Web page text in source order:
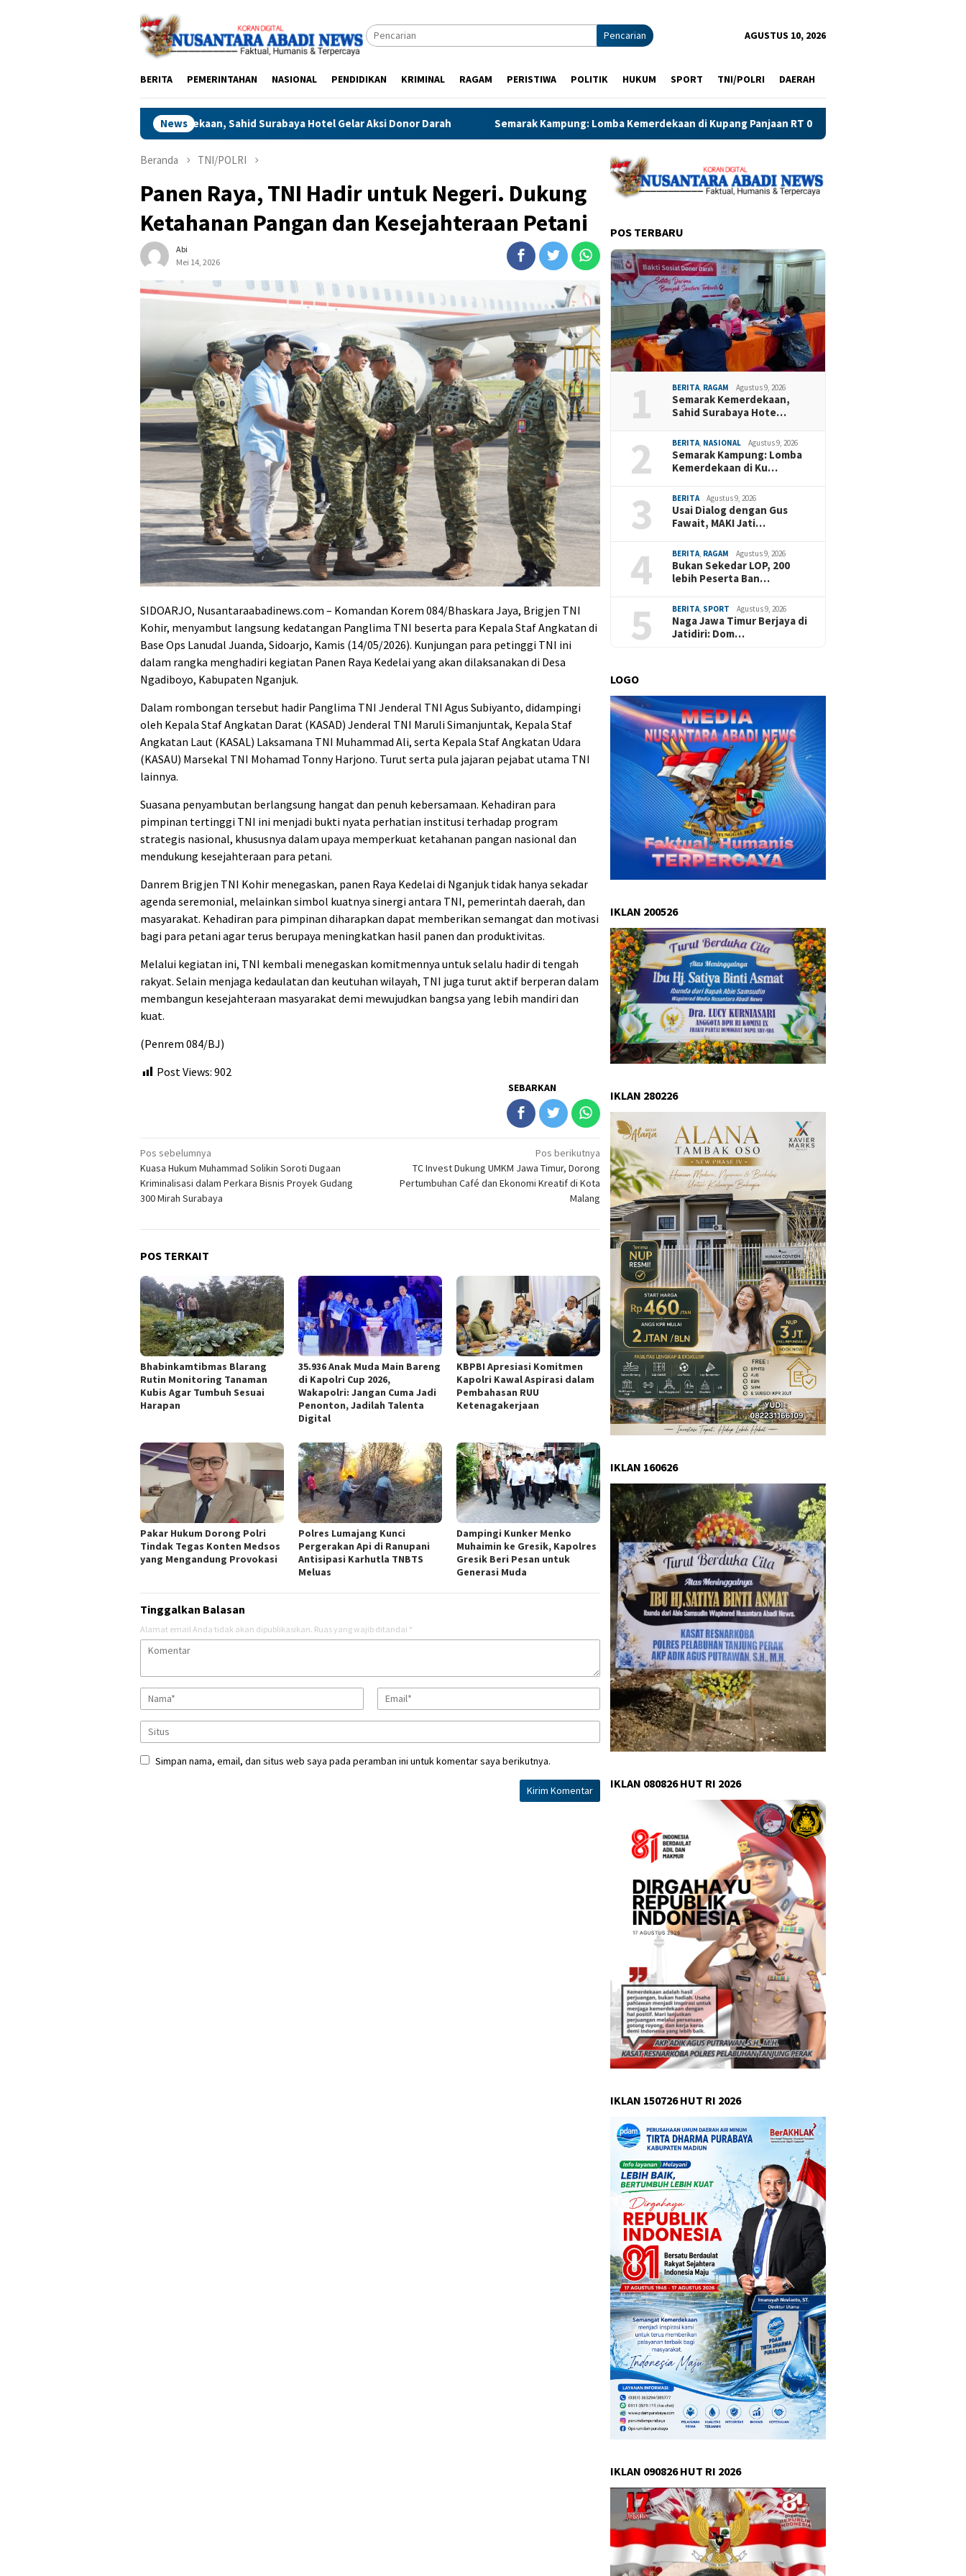
Pencarian AGUSTUS 10, 2026
BERITA PEMERINTAHAN NASIONAL PENDIDIKAN KRIMINAL RAGAM PERISTIWA POLITIK HUKUM SPORT TNI/POLRI DAERAH
News
Kemerdekaan, Sahid Surabaya Hotel Gelar Aksi Donor Darah Semarak Kampung: Lomba Kemerdekaan di Kupang Panjaan RT 02 RW 04 Surabaya Hidupkan Semangat Kebersamaan Warga
Beranda TNI/POLRI
Panen Raya, TNI Hadir untuk Negeri. Dukung
Ketahanan Pangan dan Kesejahteraan Petani
Abi
Mei 14, 2026
SIDOARJO, Nusantaraabadinews.com – Komandan Korem 084/Bhaskara Jaya, Brigjen TNI
Kohir, menyambut langsung kedatangan Panglima TNI beserta para Kepala Staf Angkatan di
Base Ops Lanudal Juanda, Sidoarjo, Kamis (14/05/2026). Kunjungan para petinggi TNI ini
dalam rangka menghadiri kegiatan Panen Raya Kedelai yang akan dilaksanakan di Desa
Ngadiboyo, Kabupaten Nganjuk.
Dalam rombongan tersebut hadir Panglima TNI Jenderal TNI Agus Subiyanto, didampingi
oleh Kepala Staf Angkatan Darat (KASAD) Jenderal TNI Maruli Simanjuntak, Kepala Staf
Angkatan Laut (KASAL) Laksamana TNI Muhammad Ali, serta Kepala Staf Angkatan Udara
(KASAU) Marsekal TNI Mohamad Tonny Harjono. Turut serta pula jajaran pejabat utama TNI
lainnya.
Suasana penyambutan berlangsung hangat dan penuh kebersamaan. Kehadiran para
pimpinan tertinggi TNI ini menjadi bukti nyata perhatian institusi terhadap program
strategis nasional, khususnya dalam upaya memperkuat ketahanan pangan nasional dan
mendukung kesejahteraan para petani.
Danrem Brigjen TNI Kohir menegaskan, panen Raya Kedelai di Nganjuk tidak hanya sekadar
agenda seremonial, melainkan simbol kuatnya sinergi antara TNI, pemerintah daerah, dan
masyarakat. Kehadiran para pimpinan diharapkan dapat memberikan semangat dan motivasi
bagi para petani agar terus berupaya meningkatkan hasil panen dan produktivitas.
Melalui kegiatan ini, TNI kembali menegaskan komitmennya untuk selalu hadir di tengah
rakyat. Selain menjaga kedaulatan dan keutuhan wilayah, TNI juga turut aktif berperan dalam
membangun kesejahteraan masyarakat demi mewujudkan bangsa yang lebih mandiri dan
kuat.
(Penrem 084/BJ)
Post Views: 902
SEBARKAN
Navigasi
pos
Pos sebelumnya
Kuasa Hukum Muhammad Solikin Soroti Dugaan
Kriminalisasi dalam Perkara Bisnis Proyek Gudang
300 Mirah Surabaya
Pos berikutnya
TC Invest Dukung UMKM Jawa Timur, Dorong
Pertumbuhan Café dan Ekonomi Kreatif di Kota
Malang
POS TERKAIT
Bhabinkamtibmas Blarang
Rutin Monitoring Tanaman
Kubis Agar Tumbuh Sesuai
Harapan
35.936 Anak Muda Main Bareng
di Kapolri Cup 2026,
Wakapolri: Jangan Cuma Jadi
Penonton, Jadilah Talenta
Digital
KBPBI Apresiasi Komitmen
Kapolri Kawal Aspirasi dalam
Pembahasan RUU
Ketenagakerjaan
Pakar Hukum Dorong Polri
Tindak Tegas Konten Medsos
yang Mengandung Provokasi
Polres Lumajang Kunci
Pergerakan Api di Ranupani
Antisipasi Karhutla TNBTS
Meluas
Dampingi Kunker Menko
Muhaimin ke Gresik, Kapolres
Gresik Beri Pesan untuk
Generasi Muda
Tinggalkan Balasan
Alamat email Anda tidak akan dipublikasikan. Ruas yang wajib ditandai *
Simpan nama, email, dan situs web saya pada peramban ini untuk komentar saya berikutnya.
POS TERBARU
1 BERITA, RAGAM Agustus 9, 2026
Semarak Kemerdekaan,
Sahid Surabaya Hote…
2 BERITA, NASIONAL Agustus 9, 2026
Semarak Kampung: Lomba
Kemerdekaan di Ku…
3 BERITA Agustus 9, 2026
Usai Dialog dengan Gus
Fawait, MAKI Jati…
4 BERITA, RAGAM Agustus 9, 2026
Bukan Sekedar LOP, 200
lebih Peserta Ban…
5 BERITA, SPORT Agustus 9, 2026
Naga Jawa Timur Berjaya di
Jatidiri: Dom…
LOGO
IKLAN 200526
IKLAN 280226
IKLAN 160626
IKLAN 080826 HUT RI 2026
IKLAN 150726 HUT RI 2026
IKLAN 090826 HUT RI 2026